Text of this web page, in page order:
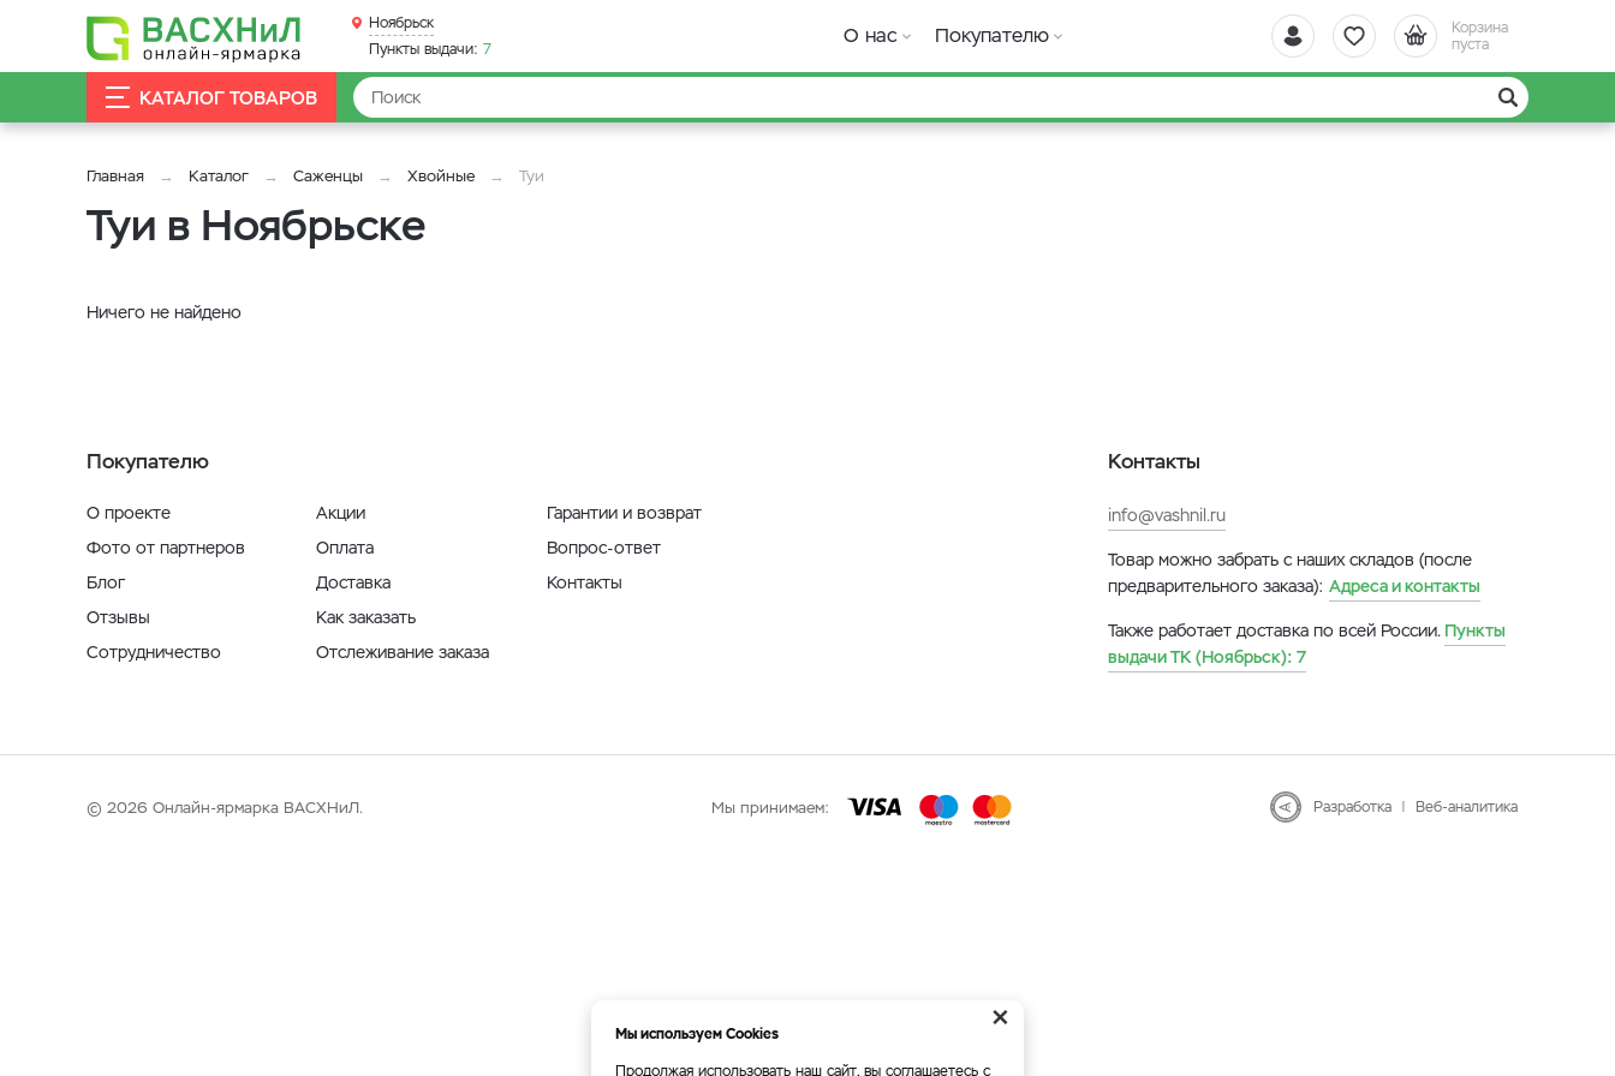
Корзина
пуста
Ноябрьск
Пункты выдачи: 7
О нас Покупателю
КАТАЛОГ ТОВАРОВ
Главная Каталог Саженцы Хвойные Туи
Туи в Ноябрьске
Ничего не найдено
Покупателю
О проекте
Фото от партнеров
Блог
Отзывы
Сотрудничество
Акции
Оплата
Доставка
Как заказать
Отслеживание заказа
Гарантии и возврат
Вопрос-ответ
Контакты
Контакты
info@vashnil.ru
Товар можно забрать с наших складов (после
предварительного заказа): Адреса и контакты
Также работает доставка по всей России. Пункты
выдачи ТК (Ноябрьск): 7
© 2026 Онлайн-ярмарка ВАСХНиЛ. Мы принимаем: Разработка | Веб-аналитика
×
Мы используем Cookies
Продолжая использовать наш сайт, вы соглашаетесь с